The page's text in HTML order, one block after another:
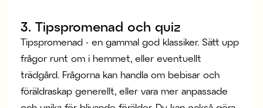
3. Tipspromenad och quiz
Tipspromenad - en gammal god klassiker. Sätt upp
frågor runt om i hemmet, eller eventuellt
trädgård. Frågorna kan handla om bebisar och
föräldraskap generellt, eller vara mer anpassade